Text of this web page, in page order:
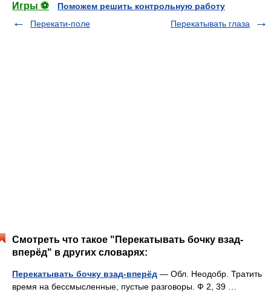
Игры ⚽
Поможем решить контрольную работу
Перекати-поле
Перекатывать глаза
Смотреть что такое "Перекатывать бочку взад-
вперёд" в других словарях:
Перекатывать бочку взад-вперёд — Обл. Неодобр. Тратить
время на бессмысленные, пустые разговоры. Ф 2, 39 …